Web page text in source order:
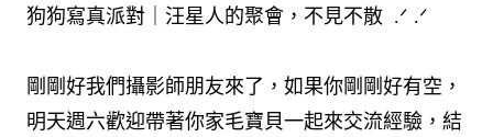
狗狗寫真派對｜汪星人的聚會，不見不散 ​ .ᐟ .ᐟ
剛剛好我們攝影師朋友來了，如果你剛剛好有空，
明天週六歡迎帶著你家毛寶貝一起來交流經驗，結